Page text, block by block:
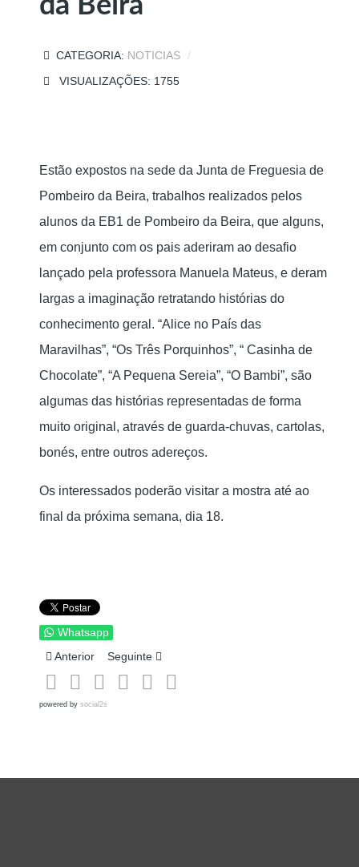
CATEGORIA: NOTICIAS
VISUALIZAÇÕES: 1755
Estão expostos na sede da Junta de Freguesia de
Pombeiro da Beira, trabalhos realizados pelos
alunos da EB1 de Pombeiro da Beira, que alguns,
em conjunto com os pais aderiram ao desafio
lançado pela professora Manuela Mateus, e deram
largas a imaginação retratando histórias do
conhecimento geral. “Alice no País das
Maravilhas”, “Os Três Porquinhos”, “ Casinha de
Chocolate”, “A Pequena Sereia”, “O Bambi”, são
algumas das histórias representadas de forma
muito original, através de guarda-chuvas, cartolas,
bonés, entre outros adereços.
Os interessados poderão visitar a mostra até ao
final da próxima semana, dia 18.
Whatsapp
Artigo anterior: PREENCHIMENTO DAS DECLARAÇÕES DE
Anterior Artigo seguinte: Funeral Sebastião Gonçalves -
Seguinte
powered by social2s